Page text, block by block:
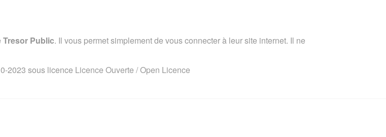
Tresor Public. Il vous permet simplement de vous connecter à leur site internet. Il ne
2023 sous licence Licence Ouverte / Open Licence